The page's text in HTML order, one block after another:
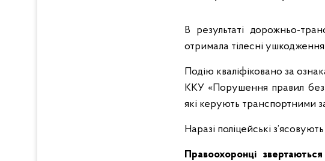
В результаті дорожньо-
отримала тілесні
Подію кваліфіковано за
ККУ «Порушення правил
які керують транспортними
Наразі поліцейські
Правоохоронці